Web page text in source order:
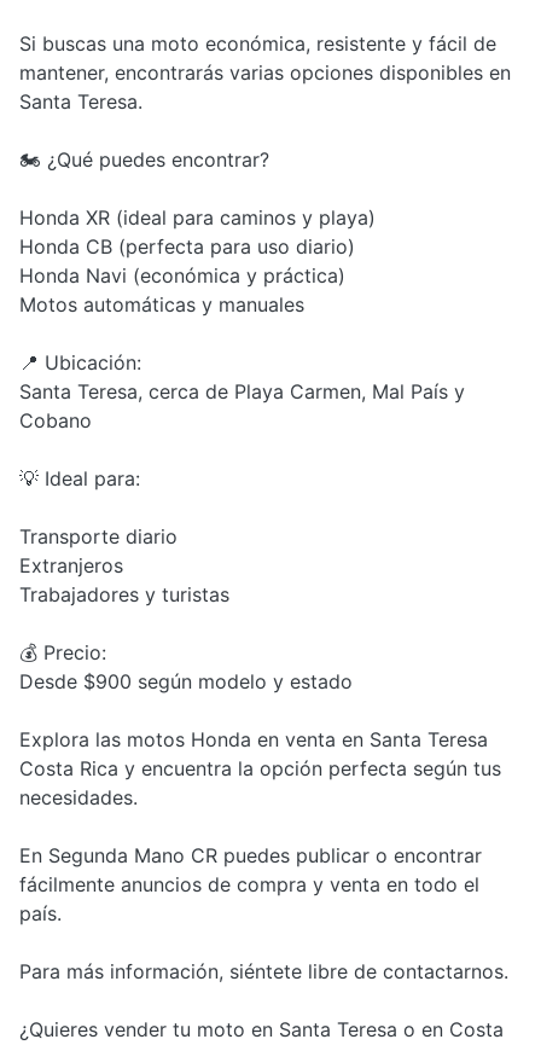
Si buscas una moto económica, resistente y fácil de
mantener, encontrarás varias opciones disponibles en
Santa Teresa.
🏍️ ¿Qué puedes encontrar?
Honda XR (ideal para caminos y playa)
Honda CB (perfecta para uso diario)
Honda Navi (económica y práctica)
Motos automáticas y manuales
📍 Ubicación:
Santa Teresa, cerca de Playa Carmen, Mal País y
Cobano
💡 Ideal para:
Transporte diario
Extranjeros
Trabajadores y turistas
💰 Precio:
Desde $900 según modelo y estado
Explora las motos Honda en venta en Santa Teresa
Costa Rica y encuentra la opción perfecta según tus
necesidades.
En Segunda Mano CR puedes publicar o encontrar
fácilmente anuncios de compra y venta en todo el
país.
Para más información, siéntete libre de contactarnos.
¿Quieres vender tu moto en Santa Teresa o en Costa